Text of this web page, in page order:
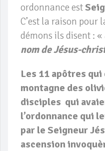
ordonnance est
C’est la raison pour
démons ils disent : «
nom de Jésus-
Les 11 apôtres
montagne des
disciples qui
l’ordonnance qui
par le Seigneur
ascension